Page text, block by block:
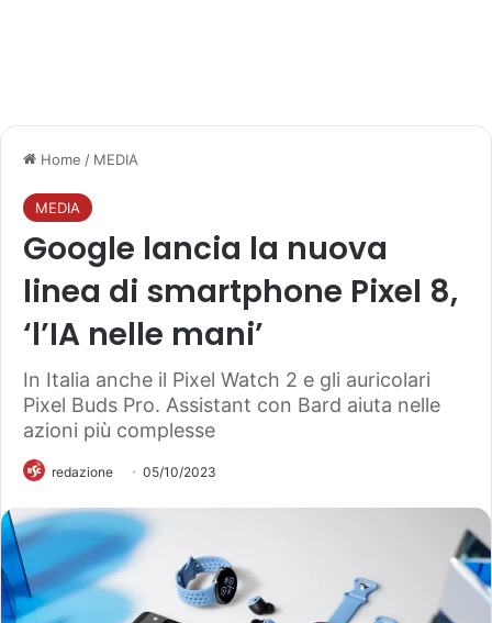
Home / MEDIA
MEDIA
Google lancia la nuova
linea di smartphone Pixel 8,
‘l’IA nelle mani’
In Italia anche il Pixel Watch 2 e gli auricolari
Pixel Buds Pro. Assistant con Bard aiuta nelle
azioni più complesse
redazione 05/10/2023